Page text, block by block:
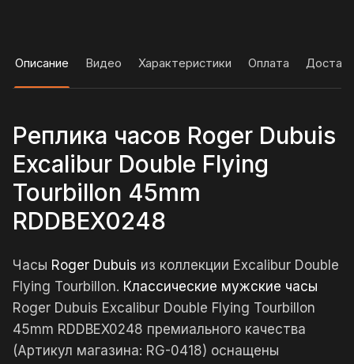
Описание Видео Характеристики Оплата
Реплика часов Roger Dubuis
Excalibur Double Flying
Tourbillon 45mm
RDDBEX0248
Часы Roger Dubuis из коллекции Excalibur Double
Flying Tourbillon. Классические мужские часы
Roger Dubuis Excalibur Double Flying Tourbillon
45mm RDDBEX0248 премиального качества
(Артикул магазина: RG-0418) оснащены